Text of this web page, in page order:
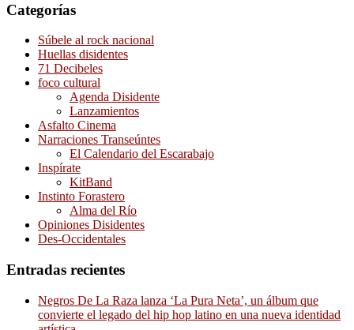
Categorías
Súbele al rock nacional
Huellas disidentes
71 Decibeles
foco cultural
Agenda Disidente
Lanzamientos
Asfalto Cinema
Narraciones Transeúntes
El Calendario del Escarabajo
Inspírate
KitBand
Instinto Forastero
Alma del Río
Opiniones Disidentes
Des-Occidentales
Entradas recientes
Negros De La Raza lanza ‘La Pura Neta’, un álbum que
convierte el legado del hip hop latino en una nueva identidad